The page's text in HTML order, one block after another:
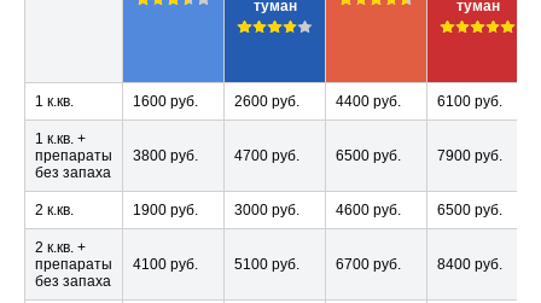
туман
туман
1 к.кв. 1600 руб. 2600 руб. 4400 руб. 6100 руб.
1 к.кв. +
препараты
без запаха
3800 руб. 4700 руб. 6500 руб. 7900 руб.
2 к.кв. 1900 руб. 3000 руб. 4600 руб. 6500 руб.
2 к.кв. +
препараты
без запаха
4100 руб. 5100 руб. 6700 руб. 8400 руб.